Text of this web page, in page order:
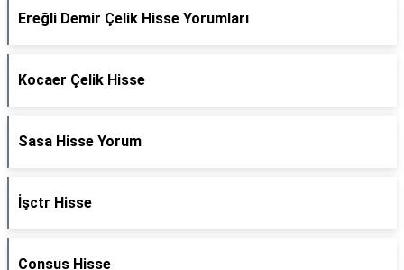
Ereğli Demir Çelik Hisse Yorumları
Kocaer Çelik Hisse
Sasa Hisse Yorum
İşctr Hisse
Consus Hisse